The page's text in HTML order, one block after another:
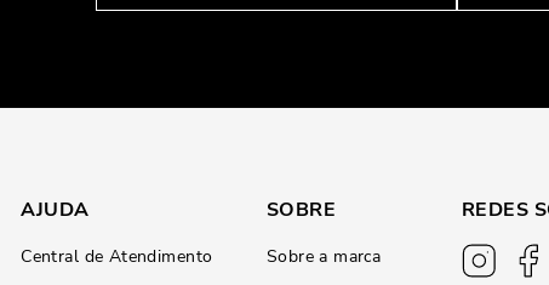
AJUDA
Central de Atendimento
SOBRE
Sobre a marca
REDES